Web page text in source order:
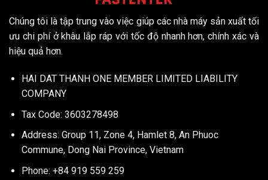
Chúng tôi là tập trung vào việc giúp các nhà máy sản xuất tối
ưu chi phí ở khâu lắp ráp với tốc độ nhanh hơn, chính xác và
hiệu quả hơn.
HAI DAT THANH ONE MEMBER LIMITED LIABILITY
COMPANY
Tax Code: 3603278498
Address: Group 11, Zone 4, Hamlet 8, An Phuoc
Commune, Dong Nai Province, Vietnam
Phone: +84 919 559 259